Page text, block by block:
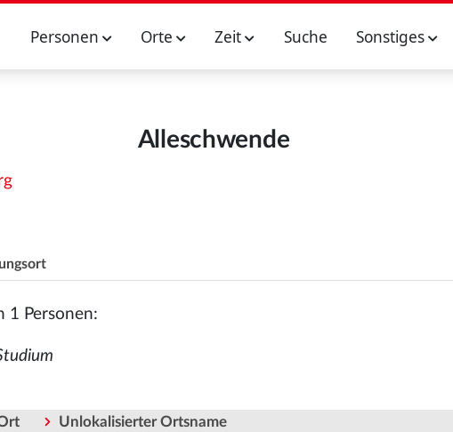
Personen Orte Zeit Suche Sonstiges
Alleschwende
1 Personen:
Unlokalisierter Ortsname